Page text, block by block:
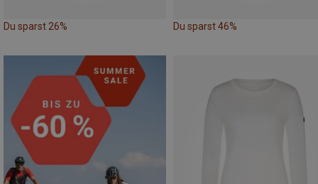
Du sparst 26% Du sparst 46%